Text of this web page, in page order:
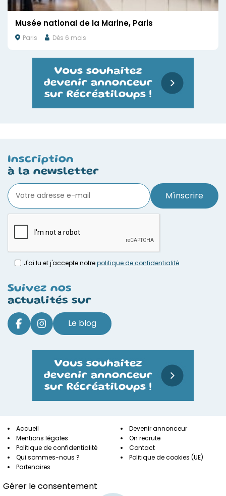
Musée national de la Marine, Paris
Paris Dès 6 mois
Inscription
à la newsletter
M'inscrire
J'ai lu et j'accepte notrepolitique de confidentialité
Suivez nos
actualités sur
Le blog
Accueil
Mentions légales
Politique de confidentialité
Qui sommes-nous ?
Partenaires
Devenir annonceur
On recrute
Contact
Politique de cookies (UE)
Gérer le consentement